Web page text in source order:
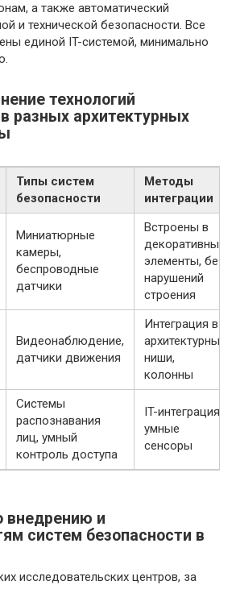
а также автоматический
и технической безопасности. Все
единой IT-системой, минимально
технологий
разных архитектурных
Типы систем
безопасности
Методы
интеграции
Миниатюрные
камеры,
беспроводные
датчики
Встроены в
декоративные
элементы, без
нарушений
строения
Видеонаблюдение,
датчики движения
Интеграция в
архитектурные
ниши,
колонны
Системы
распознавания
лиц, умный
контроль доступа
IT-интеграция,
умные
сенсоры
внедрению и
систем безопасности в
исследовательских центров, за